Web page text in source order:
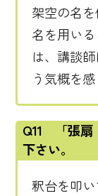
架空の名
名を用い
は、講談
う気概を感
Q11 「張扇
下さい。
釈台を叩